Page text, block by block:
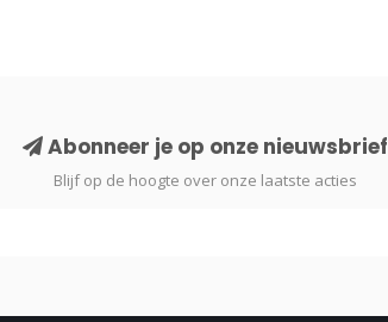
Abonneer je op onze nieuwsbrief
Blijf op de hoogte over onze laatste acties